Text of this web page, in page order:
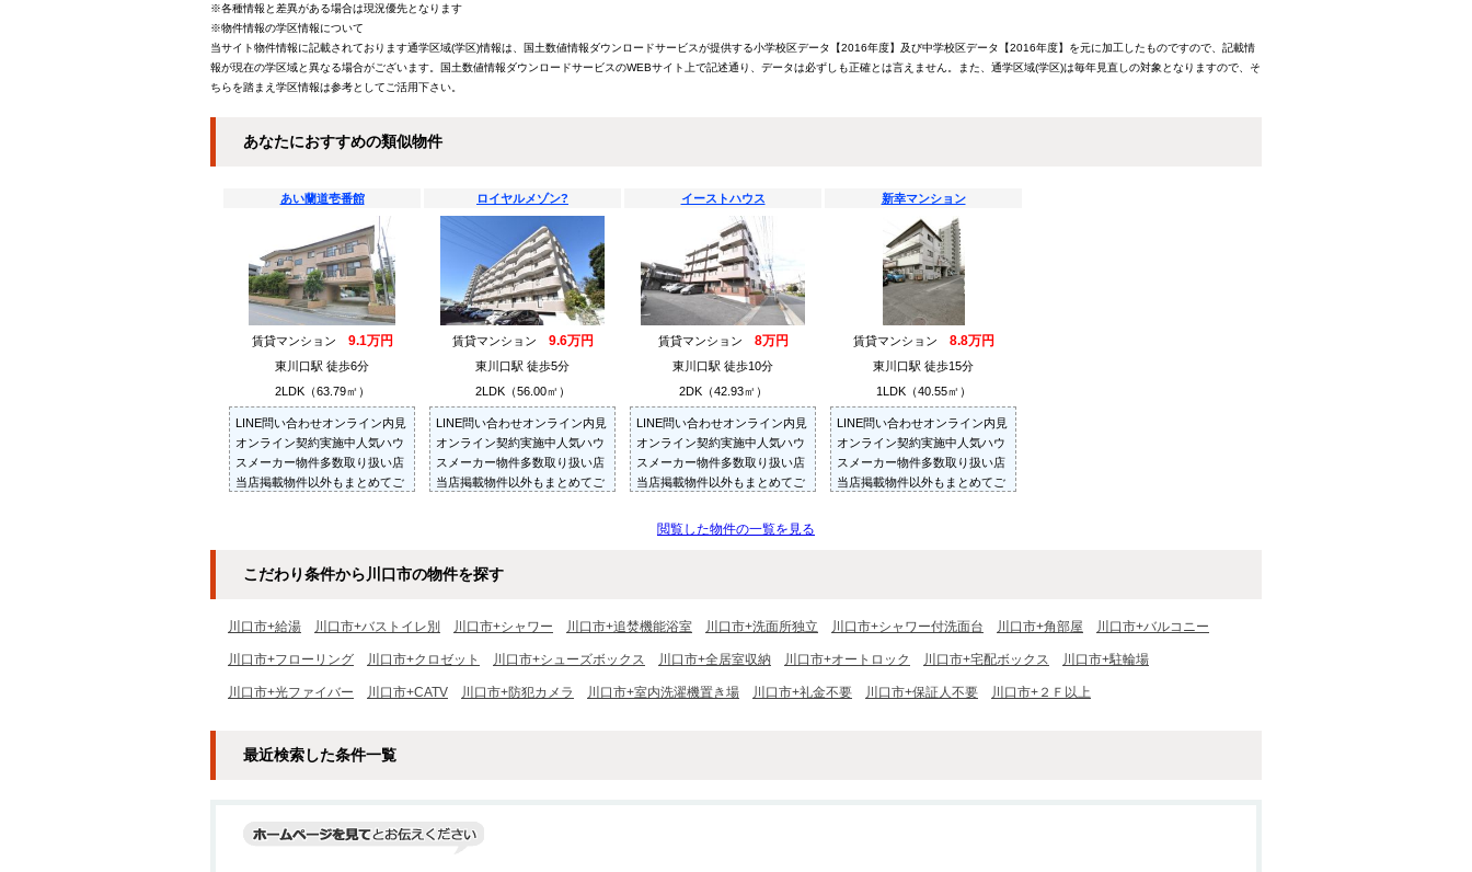
※各種情報と差異がある場合は現況優先となります
※物件情報の学区情報について
当サイト物件情報に記載されております通学区域(学区)情報は、国土数値情報ダウンロードサービスが提供する小学校区データ【2016年度】及び中学校区データ【2016年度】を元に加工したものですので、記載情
報が現在の学区域と異なる場合がございます。国土数値情報ダウンロードサービスのWEBサイト上で記述通り、データは必ずしも正確とは言えません。また、通学区域(学区)は毎年見直しの対象となりますので、そ
ちらを踏まえ学区情報は参考としてご活用下さい。
あなたにおすすめの類似物件
あい蘭道壱番館
賃貸マンション 9.1万円
東川口駅 徒歩6分
2LDK（63.79㎡）
LINE問い合わせオンライン内見
オンライン契約実施中人気ハウ
スメーカー物件多数取り扱い店
当店掲載物件以外もまとめてご
ロイヤルメゾン?
賃貸マンション 9.6万円
東川口駅 徒歩5分
2LDK（56.00㎡）
LINE問い合わせオンライン内見
オンライン契約実施中人気ハウ
スメーカー物件多数取り扱い店
当店掲載物件以外もまとめてご
イーストハウス
賃貸マンション 8万円
東川口駅 徒歩10分
2DK（42.93㎡）
LINE問い合わせオンライン内見
オンライン契約実施中人気ハウ
スメーカー物件多数取り扱い店
当店掲載物件以外もまとめてご
お部屋を多数ご紹介させていた
新幸マンション
賃貸マンション 8.8万円
東川口駅 徒歩15分
1LDK（40.55㎡）
LINE問い合わせオンライン内見
オンライン契約実施中人気ハウ
スメーカー物件多数取り扱い店
当店掲載物件以外もまとめてご
閲覧した物件の一覧を見る
こだわり条件から川口市の物件を探す
川口市+給湯 川口市+バストイレ別 川口市+シャワー 川口市+追焚機能浴室 川口市+洗面所独立 川口市+シャワー付洗面台 川口市+角部屋 川口市+バルコニー
川口市+フローリング 川口市+クロゼット 川口市+シューズボックス 川口市+全居室収納 川口市+オートロック 川口市+宅配ボックス 川口市+駐輪場
川口市+光ファイバー 川口市+CATV 川口市+防犯カメラ 川口市+室内洗濯機置き場 川口市+礼金不要 川口市+保証人不要 川口市+２Ｆ以上
最近検索した条件一覧